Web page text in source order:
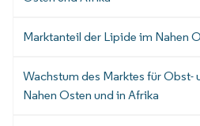
Marktanteil der Lipide im Nahen
Wachstum des Marktes für Obst-
Nahen Osten und in Afrika